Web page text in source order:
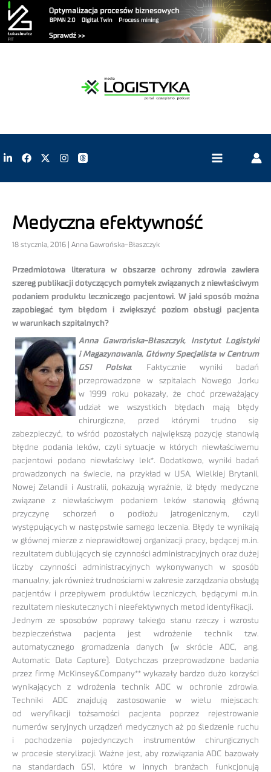
Medyczna efektywność
18 stycznia, 2016 | Anna Gawrońska-Błaszczyk
Przedmiotowa literatura w obszarze ochrony zdrowia zawiera
szereg publikacji dotyczących pomyłek związanych z niewłaściwym
podaniem produktu leczniczego pacjentowi. W jaki sposób można
zapobiegać tym błędom i zwiększyć poziom obsługi pacjenta
w warunkach szpitalnych?
Anna Gawrońska-Błaszczyk, Instytut Logistyki
i Magazynowania, Główny Specjalista w Centrum
GS1 Polska: Faktycznie wyniki badań
przeprowadzone w szpitalach Nowego Jorku
w 1999 roku pokazały, że choć przeważający
udział we wszystkich błędach mają błędy
chirurgiczne, przed którymi trudno się
zabezpieczyć, to wśród pozostałych największą pozycję stanowią
błędne podania leków, czyli sytuacje w których niewłaściwemu
pacjentowi podano niewłaściwy lek*. Dodatkowo, wyniki badań
prowadzonych na świecie, na przykład w USA, Wielkiej Brytanii,
Nowej Zelandii i Australii, pokazują wyraźnie, iż błędy medyczne
związane z niewłaściwym podaniem leków stanowią główną
przyczynę schorzeń o podłożu jatrogenicznym, czyli
występujących w następstwie samego leczenia. Błędy te wynikają
w głównej mierze z nieprawidłowej organizacji pracy, będącej m.in.
rezultatem dublujących się czynności administracyjnych oraz dużej
liczby czynności administracyjnych wykonywanych w sposób
manualny, jak również trudnościami w zakresie zarządzania obsługą
pacjentów i przepływem produktów leczniczych, będącymi m.in.
rezultatem nieskutecznych i nieefektywnych metod identyfikacji.
Jednym ze sposobów poprawy takiego stanu rzeczy i wzrostu
bezpieczeństwa pacjenta jest wdrożenie technik tzw.
automatycznego gromadzenia danych (w skrócie ADC, ang.
Automatic Data Capture). Dotychczas przeprowadzone badania
przez firmę McKinsey&Company** wykazały bardzo dużo korzyści
wynikających z wdrożenia technik ADC w ochronie zdrowia.
Techniki ADC znajdują zastosowanie w wielu miejscach:
od weryfikacji tożsamości pacjenta poprzez rejestrowanie
numerów seryjnych urządzeń medycznych aż po śledzenie ruchu
i pochodzenia pojedynczych instrumentów chirurgicznych
w procesie sterylizacji. Ważne jest, aby rozwiązania ADC bazowały
na standardach GS1, które w innych branżach funkcjonują